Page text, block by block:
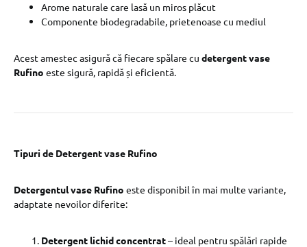
Arome naturale care lasă un miros plăcut
Componente biodegradabile, prietenoase cu mediul
Acest amestec asigură că fiecare spălare cu detergent vase
Rufino este sigură, rapidă și eficientă.
Tipuri de Detergent vase Rufino
Detergentul vase Rufino este disponibil în mai multe variante,
adaptate nevoilor diferite:
Detergent lichid concentrat– ideal pentru spălări rapide